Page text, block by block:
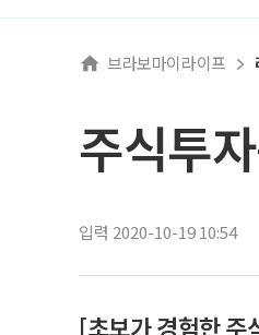
브라보마이라이프
주식투
입력 2020-10-19 10:54
[초보가 경험한 주